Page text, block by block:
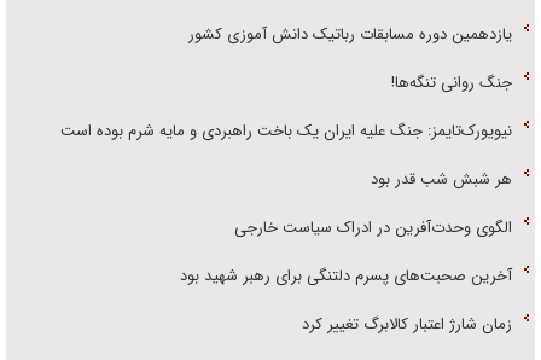
یازدهمین دوره مسابقات رباتیک دانش آموزی کشور
جنگ روانی تنگه‌ها!
نیویورک‌تایمز: جنگ علیه ایران یک باخت راهبردی و مایه شرم بوده است
هر شبش شب قدر بود
الگوی وحدت‌آفرین در ادراک سیاست خارجی
آخرین صحبت‌های پسرم دلتنگی برای رهبر شهید بود
زمان شارژ اعتبار کالابرگ تغییر کرد